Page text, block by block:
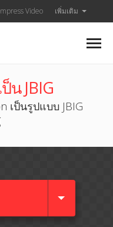
Video เพิ่มเติม
น JBIG
เป็นรูปแบบ JBIG